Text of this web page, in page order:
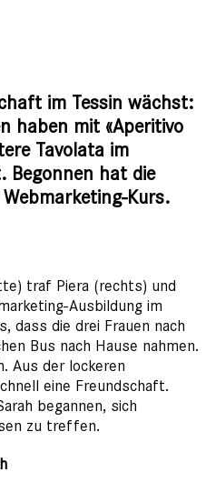
im Tessin wächst:
haben mit «Aperitivo
Tavolata im
Begonnen hat die
Kurs.
traf Piera (rechts) und
Ausbildung im
dass die drei Frauen nach
Bus nach Hause nahmen.
Aus der lockeren
eine Freundschaft.
begannen, sich
zu treffen.